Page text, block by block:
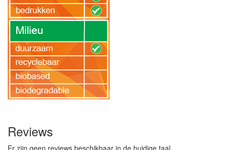
Reviews
Er zijn geen reviews beschikbaar in de huidige taal